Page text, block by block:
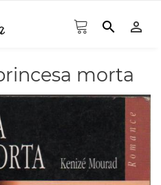
search person_outline
morta